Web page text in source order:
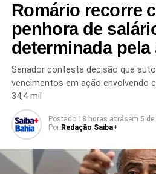
Redação
TÓPICOS RELACIONADOS
ANISTIA PARCIAL
BOLSONARO
DOSIMETRIA PENAL BRASIL
PL DA DOSIMETRIA
POLÍTICA
Romário recorre
penhora de
determinada
Senador contesta decisão que
vencimentos em ação envolvendo
34,4 mil
Postado 18 horas atrásem 5
Por Redação Saiba+